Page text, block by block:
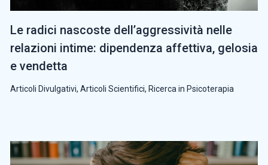
Le radici nascoste dell’aggressività nelle
relazioni intime: dipendenza affettiva, gelosia
e vendetta
Articoli Divulgativi, Articoli Scientifici, Ricerca in Psicoterapia